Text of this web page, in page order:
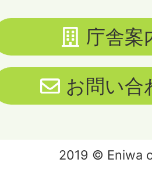
庁舎案
お問い合
2019 © Eniwa